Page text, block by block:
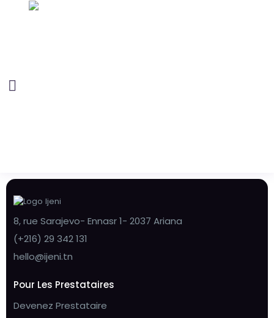
8, rue Sarajevo- Ennasr 1- 2037 Ariana
(+216) 29 342 131
hello@ijeni.tn
Pour Les Prestataires
Devenez Prestataire